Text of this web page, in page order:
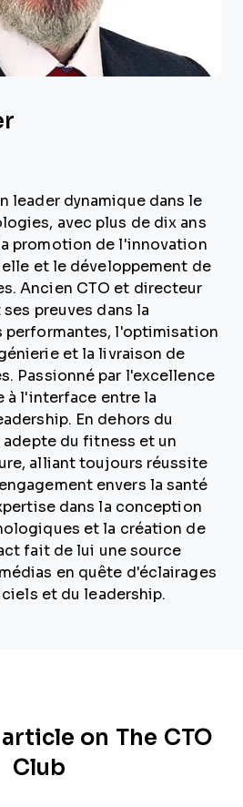
leader dynamique dans le
avec plus de dix ans
promotion de l'innovation
et le développement de
Ancien CTO et directeur
preuves dans la
performantes, l'optimisation
et la livraison de
Passionné par l'excellence
à l'interface entre la
En dehors du
du fitness et un
alliant toujours réussite
envers la santé
dans la conception
et la création de
fait de lui une source
en quête d'éclairages
et du leadership.
on The CTO
Club